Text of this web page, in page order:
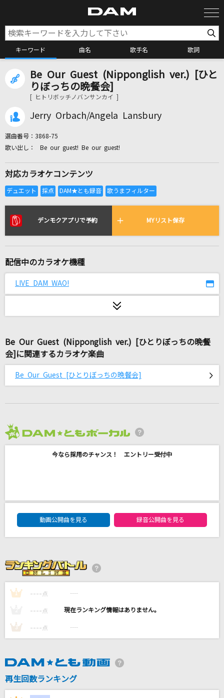
キーワード 曲名 歌手名 歌詞
カラオケ検索
カラオケ店舗検索
カラオケリクエスト
リアルタイムで歌われている曲の一覧
[生音]雪月花
残酷な天使のテーゼ
高橋洋子
hide
[生音]ハナミズキ
一青 窈
Story
尾崎豊
虹、僕 (Jesse)
[生音]桜
もっと見る
Be Our Guest (Nipponglish ver.) [ひと
りぼっちの晩餐会]
[ ヒトリボッチノバンサンカイ ]
Jerry Orbach/Angela Lansbury
選曲番号： 3868-75
Be our guest! Be our guest!
対応カラオケコンテンツ
デンモクアプリで予約 MYリスト保存
配信中のカラオケ機種
LIVE DAM WAO!
Be Our Guest (Nipponglish ver.) [ひとりぼっちの晩餐
会]に関連するカラオケ楽曲
Be Our Guest [ひとりぼっちの晩餐会]
今なら採用のチャンス！ エントリー受付中
DAM★ともボーカルエントリーランキング
動画公開曲を見る
録音公開曲を見る
1 ---- 点 ----
---- 点 ----
3 ---- 点 ----
再生回数ランキング